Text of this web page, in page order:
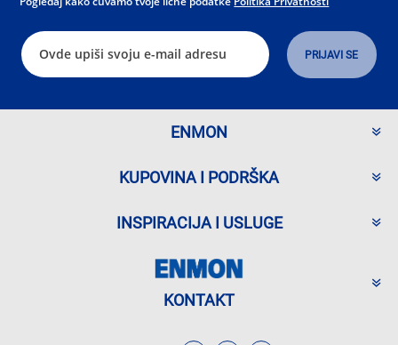
ENMON
KUPOVINA I PODRŠKA
INSPIRACIJA I USLUGE
KONTAKT